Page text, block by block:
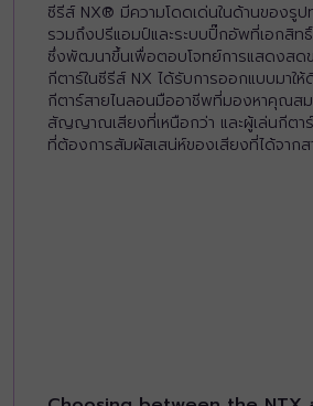
ซีรีส์ NX® มีความโดดเด่นในด้านของรู
รวมถึงปรีแอมป์และระบบปิ๊กอัพที่เอกสิทธิ์
ซึ่งพัฒนาขึ้นเพื่อตอบโจทย์การแสดงส
กีตาร์ในซีรีส์ NX ได้รับการออกแบบมาใ
กีตาร์สายไนลอนมืออาชีพที่มองหาคุณส
สัญญาณเสียงที่เหนือกว่า และผู้เล่นกีตา
ที่ต้องการสัมผัสเสน่ห์ของเสียงที่ได้จาก